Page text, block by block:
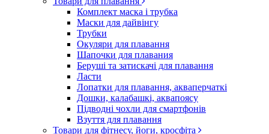
Комплект маска і трубка
Маски для дайвінгу
Трубки
Окуляри для плавання
Шапочки для плавания
Беруші та затискачі для плавання
Ласти
Лопатки для плавання, акваперчаткі
Дошки, калабашкі, аквапоясу
Підводні чохли для смартфонів
Взуття для плавання
Товари для фітнесу, йоги, кросфіта